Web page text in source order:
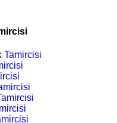
Tamircisi